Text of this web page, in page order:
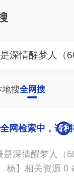
地搜全网搜
是深情醒梦人（
杨】相关资源 0